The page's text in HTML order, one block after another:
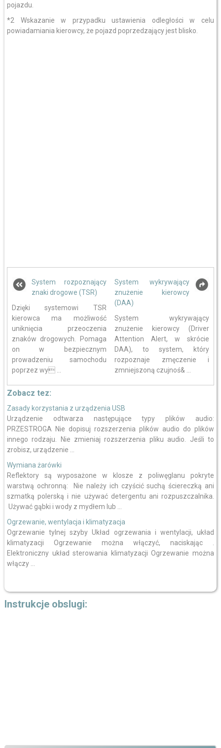
pojazdu.
*2 Wskazanie w przypadku ustawienia odległości w celu
powiadamiania kierowcy, że pojazd poprzedzający jest blisko.
System rozpoznający
znaki drogowe (TSR)
Dzięki systemowi TSR
kierowca ma możliwość
uniknięcia przeoczenia
znaków drogowych. Pomaga
on w bezpiecznym
prowadzeniu samochodu
poprzez wy ...
System wykrywający
znużenie kierowcy
(DAA)
System wykrywający
znużenie kierowcy (Driver
Attention Alert, w skrócie
DAA), to system, który
rozpoznaje zmęczenie i
zmniejszoną czujnoś& ...
Zobacz tez:
Zasady korzystania z urządzenia USB
Urządzenie odtwarza następujące typy plików audio:
PRZESTROGA Nie dopisuj rozszerzenia plików audio do plików
innego rodzaju. Nie zmieniaj rozszerzenia pliku audio. Jeśli to
zrobisz, urządzenie ...
Wymiana żarówki
Reflektory są wyposażone w klosze z poliwęglanu pokryte
warstwą ochronną: Nie należy ich czyścić suchą ściereczką ani
szmatką polerską i nie używać detergentu ani rozpuszczalnika.
Używać gąbki i wody z mydłem lub ...
Ogrzewanie, wentylacja i klimatyzacja
Ogrzewanie tylnej szyby Układ ogrzewania i wentylacji, układ
klimatyzacji Ogrzewanie można włączyć, naciskając .
Elektroniczny układ sterowania klimatyzacji Ogrzewanie można
włączy ...
Instrukcje obslugi: